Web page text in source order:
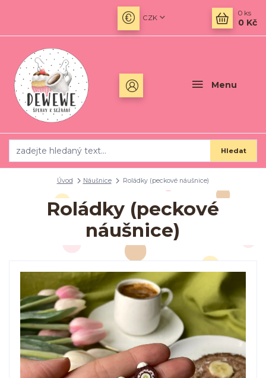
Menu
CZK
Hledat
0 ks
0 Kč
Úvod Náušnice Roládky (peckové náušnice)
Roládky (peckové
náušnice)